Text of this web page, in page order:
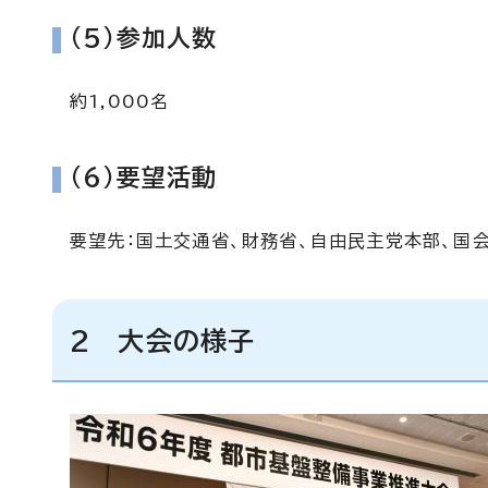
(5)参加人数
約1,000名
(6)要望活動
要望先：国土交通省、財務省、自由民主党本部、国
2 大会の様子